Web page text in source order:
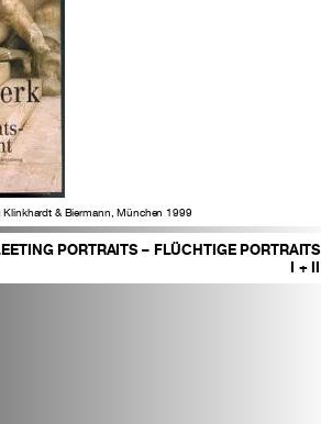
Klinkhardt & Biermann, München 1999
PORTRAITS – FLÜCHTIGE PORTRAITS
I + II